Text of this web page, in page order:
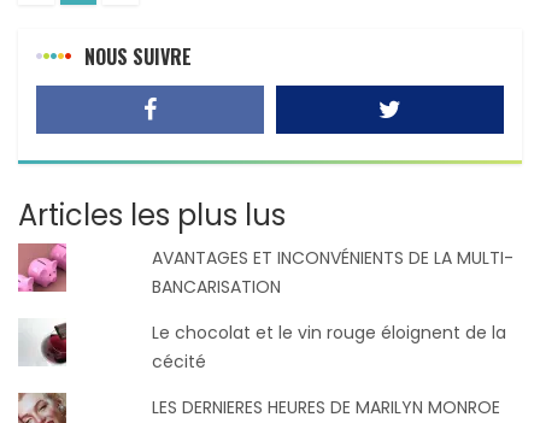
NOUS SUIVRE
Articles les plus lus
AVANTAGES ET INCONVÉNIENTS DE LA MULTI-
BANCARISATION
Le chocolat et le vin rouge éloignent de la
cécité
LES DERNIERES HEURES DE MARILYN MONROE